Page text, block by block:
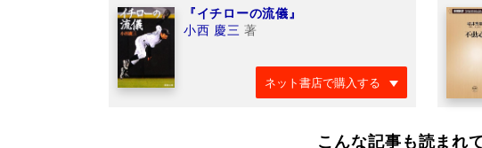
『イチローの流儀』
小西 慶三 著
ネット書店で購入する
こんな記事も読まれ